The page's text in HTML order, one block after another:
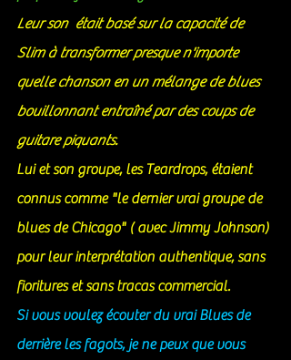
Leur son  était basé sur la capacité de
Slim à transformer presque n'importe
quelle chanson en un mélange de blues
bouillonnant entraîné par des coups de
guitare piquants.
Lui et son groupe, les Teardrops, étaient
connus comme "le dernier vrai groupe de
blues de Chicago" ( avec Jimmy Johnson)
pour leur interprétation authentique, sans
fioritures et sans tracas commercial.
Si vous voulez écouter du vrai Blues de
derrière les fagots, je ne peux que vous